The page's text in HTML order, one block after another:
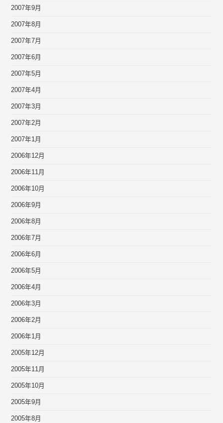
2007年9月
2007年8月
2007年7月
2007年6月
2007年5月
2007年4月
2007年3月
2007年2月
2007年1月
2006年12月
2006年11月
2006年10月
2006年9月
2006年8月
2006年7月
2006年6月
2006年5月
2006年4月
2006年3月
2006年2月
2006年1月
2005年12月
2005年11月
2005年10月
2005年9月
2005年8月